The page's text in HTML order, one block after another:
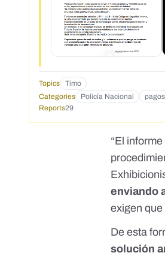
judiciales en vigor.
del Código de Procedimiento
violaciones se hayan
viendo videos de
prueba de sus delitos. En
este plazo, nos veremos
detención y le arrestaremos
nacional de delincuentes
comunicación para su
Topics Timo
Categories
Policía Nacional pagos
Reports29
“El
enviando
exigen
De esta
solución